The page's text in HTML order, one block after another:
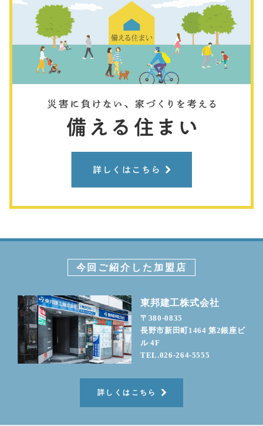
今回ご紹介した加盟店
東邦建工株式会社
〒380-0835
長野市新田町1464 第2銀座ビ
ル 4F
TEL.026-264-5555
詳しくはこちら